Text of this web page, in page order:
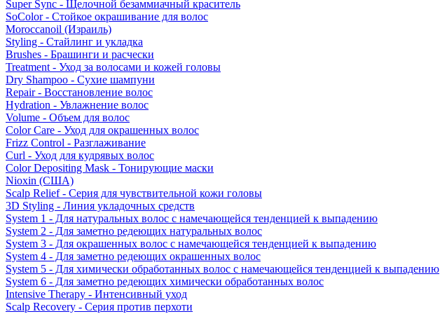
Super Sync - Щелочной безаммиачный краситель
SoColor - Стойкое окрашивание для волос
Moroccanoil (Израиль)
Styling - Стайлинг и укладка
Brushes - Брашинги и расчески
Treatment - Уход за волосами и кожей головы
Dry Shampoo - Сухие шампуни
Repair - Восстановление волос
Hydration - Увлажнение волос
Volume - Объем для волос
Color Care - Уход для окрашенных волос
Frizz Control - Разглаживание
Curl - Уход для кудрявых волос
Color Depositing Mask - Тонирующие маски
Nioxin (США)
Scalp Relief - Серия для чувствительной кожи головы
3D Styling - Линия укладочных средств
System 1 - Для натуральных волос с намечающейся тенденцией к выпадению
System 2 - Для заметно редеющих натуральных волос
System 3 - Для окрашенных волос с намечающейся тенденцией к выпадению
System 4 - Для заметно редеющих окрашенных волос
System 5 - Для химически обработанных волос с намечающейся тенденцией к выпадению
System 6 - Для заметно редеющих химически обработанных волос
Intensive Therapy - Интенсивный уход
Scalp Recovery - Серия против перхоти